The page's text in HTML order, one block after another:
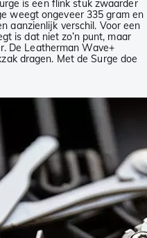
is een flink stuk zwaarder
weegt ongeveer 335 gram en
aanzienlijk verschil. Voor een
is dat niet zo’n punt, maar
De Leatherman Wave+
dragen. Met de Surge doe